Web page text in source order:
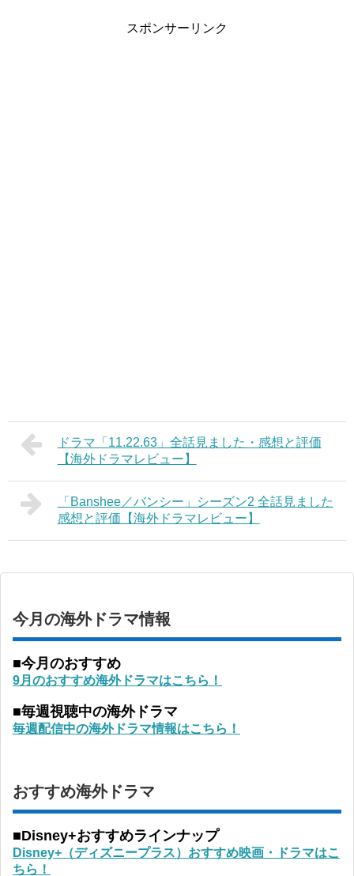
スポンサーリンク
ドラマ「11.22.63」全話見ました・感想と評価
【海外ドラマレビュー】
「Banshee／バンシー」シーズン2 全話見ました
感想と評価【海外ドラマレビュー】
今月の海外ドラマ情報
■今月のおすすめ
9月のおすすめ海外ドラマはこちら！
■毎週視聴中の海外ドラマ
毎週配信中の海外ドラマ情報はこちら！
おすすめ海外ドラマ
■Disney+おすすめラインナップ
Disney+（ディズニープラス）おすすめ映画・ドラマはこ
ちら！